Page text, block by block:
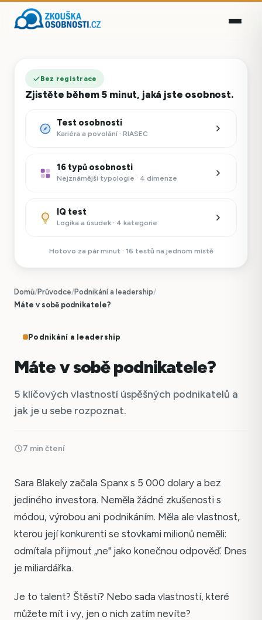
Bez registrace
Zjistěte během 5 minut, jaká jste osobnost.
Test osobnosti
Kariéra a povolání · RIASEC
16 typů osobnosti
Nejznámější typologie · 4 dimenze
IQ test
Logika a úsudek · 4 kategorie
Hotovo za pár minut · 16 testů na jednom místě
Domů/Průvodce/Podnikání a leadership/
Máte v sobě podnikatele?
Podnikání a leadership
Máte v sobě podnikatele?
5 klíčových vlastností úspěšných podnikatelů a
jak je u sebe rozpoznat.
7 min čtení
Sara Blakely začala Spanx s 5 000 dolary a bez
jediného investora. Neměla žádné zkušenosti s
módou, výrobou ani podnikáním. Měla ale vlastnost,
kterou její konkurenti se stovkami milionů neměli:
odmítala přijmout „ne" jako konečnou odpověď. Dnes
je miliardářka.
Je to talent? Štěstí? Nebo sada vlastností, které
můžete mít i vy, jen o nich zatím nevíte?